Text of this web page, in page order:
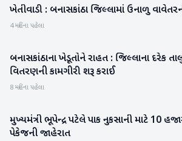
બનાસકાંઠા
ખેતીવાડી : બનાસકાંઠા જિલ્લામાં ઉનાળુ
4 મહિના પહેલા
બનાસકાંઠા
બનાસકાંઠાના ખેડૂતોને રાહત : જિલ્લાના દરેક તાલુકામાં યુરિયાની
વિતરણની કામગીરી શરૂ કરાઈ
8 મહિના પહેલા
ગુજરાત
મુખ્યમંત્રી ભૂપેન્દ્ર પટેલે પાક નુકસાની માટે 10
પેકેજની જાહેરાત